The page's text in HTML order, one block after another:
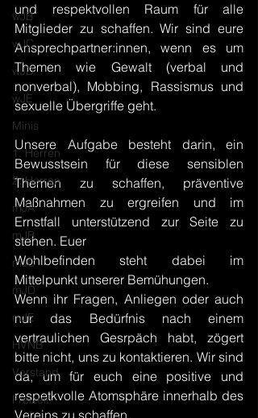
wJB
wJC
wJD
wJE
Minis
1. Herren
2. Herren
mJA
mJB
mJC
mJD
mJE
HVNB
Vorstand
Freizeit
und respektvollen Raum für alle
Mitglieder zu schaffen. Wir sind eure
Ansprechpartner:innen, wenn es um
Themen wie Gewalt (verbal und
nonverbal), Mobbing, Rassismus und
sexuelle Übergriffe geht.
Unsere Aufgabe besteht darin, ein
Bewusstsein für diese sensiblen
Themen zu schaffen, präventive
Maßnahmen zu ergreifen und im
Ernstfall unterstützend zur Seite zu
stehen. Euer
Wohlbefinden steht dabei im
Mittelpunkt unserer Bemühungen.
Wenn ihr Fragen, Anliegen oder auch
nur das Bedürfnis nach einem
vertraulichen Gesrpäch habt, zögert
bitte nicht, uns zu kontaktieren. Wir sind
da, um für euch eine positive und
respetkvolle Atomsphäre innerhalb des
Vereins zu schaffen.